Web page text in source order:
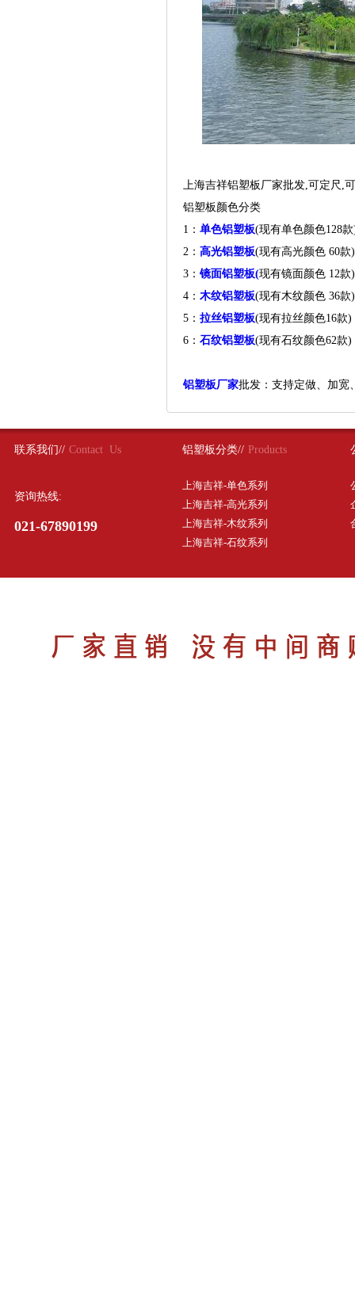
上海吉祥铝塑板厂家批发,可定
铝塑板颜色分类
1： 单色铝塑板(现有单色颜色
2： 高光铝塑板(现有高光颜色 60
3： 镜面铝塑板(现有镜面颜色
4： 木纹铝塑板(现有木纹颜色
5： 拉丝铝塑板(现有拉丝颜色
6： 石纹铝塑板(现有石纹颜色62
铝塑板厂家批发：支持定做、加宽
联系我们// Contact Us
资询热线:
021-67890199
铝塑板分类// Products
上海吉祥-单色系列
上海吉祥-高光系列
上海吉祥-木纹系列
上海吉祥-石纹系列